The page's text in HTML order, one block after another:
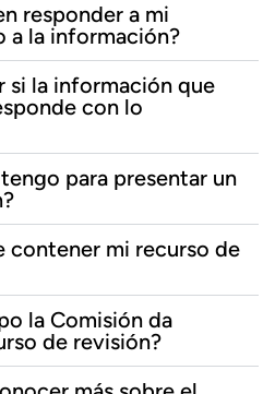
responder a mi
a la información?
si la información que
con lo
para presentar un
contener mi recurso de
la Comisión da
de revisión?